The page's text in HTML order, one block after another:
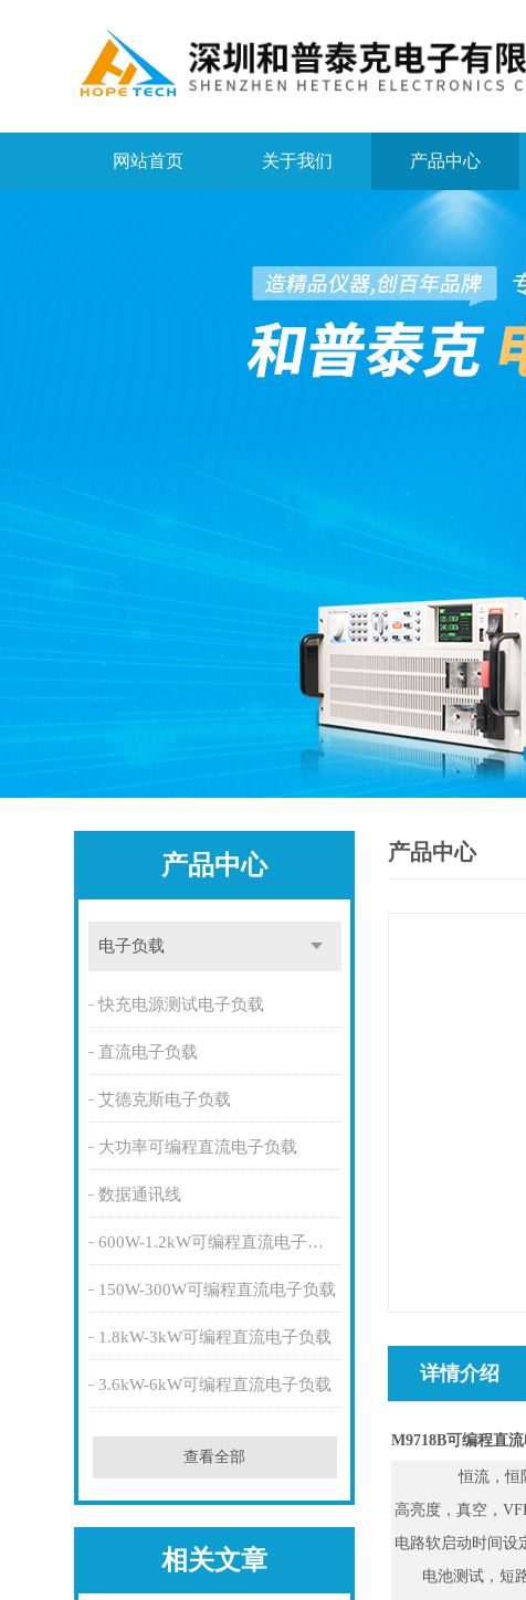
网站首页 关于我们 产品中心
产品中心
电子负载
快充电源测试电子负载
直流电子负载
艾德克斯电子负载
大功率可编程直流电子负载
数据通讯线
600W-1.2kW可编程直流电子负载
150W-300W可编程直流电子负载
1.8kW-3kW可编程直流电子负载
3.6kW-6kW可编程直流电子负载
查看全部
相关文章
产品中心
详情介绍
M9718B可编程直
恒流，恒
高亮度，真空，
电路软启动时间设
电池测试，短